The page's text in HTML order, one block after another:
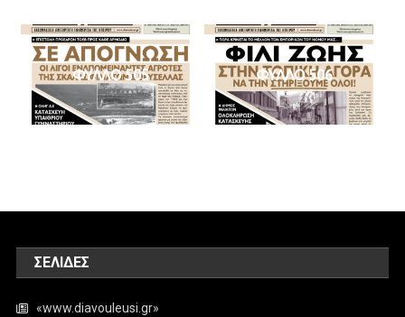
ΦΥΛΛΟ 505 ΦΥΛΛΟ 506
ΣΕΛΊΔΕΣ
«www.diavouleusi.gr»